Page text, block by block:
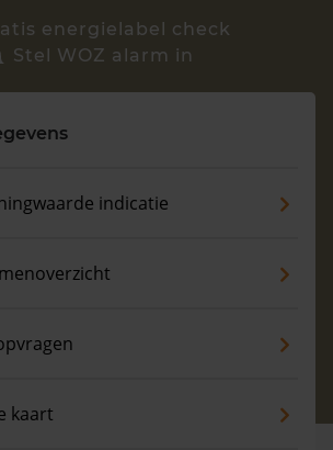
- 08:00 -18:00
energielabel check
Stel WOZ alarm in
indicatie
kaart